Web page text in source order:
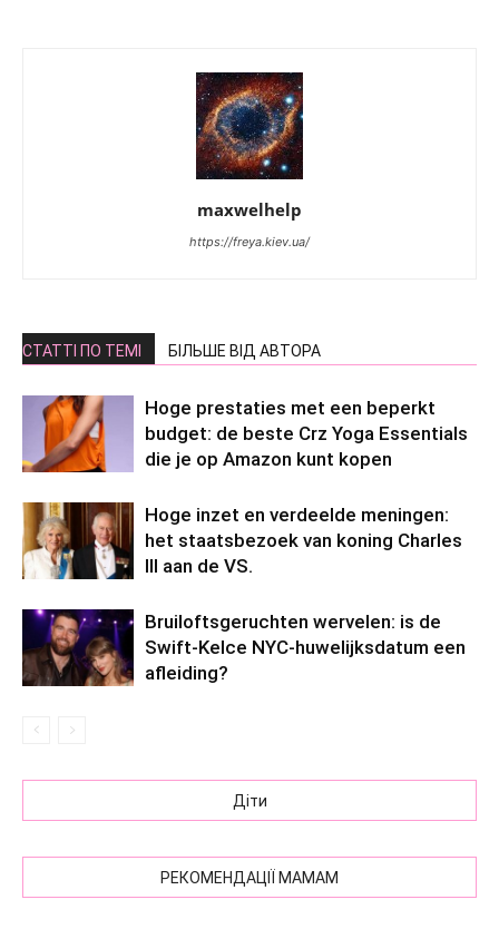
maxwelhelp
https://freya.kiev.ua/
СТАТТІ ПО ТЕМІ БІЛЬШЕ ВІД АВТОРА
Hoge prestaties met een beperkt
budget: de beste Crz Yoga Essentials
die je op Amazon kunt kopen
Hoge inzet en verdeelde meningen:
het staatsbezoek van koning Charles
III aan de VS.
Bruiloftsgeruchten wervelen: is de
Swift-Kelce NYC-huwelijksdatum een ​​
afleiding?
Діти
РЕКОМЕНДАЦІЇ МАМАМ